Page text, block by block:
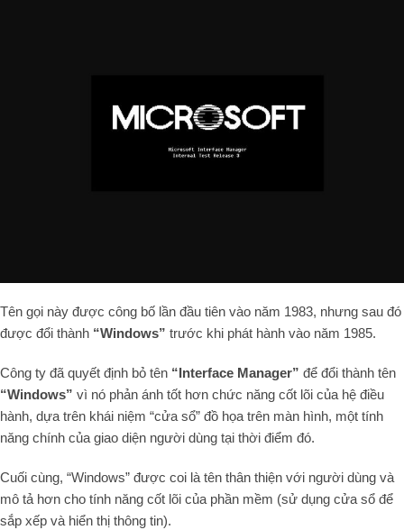
Tên gọi này được công bố lần đầu tiên vào năm 1983, nhưng sau đó
được đổi thành “Windows” trước khi phát hành vào năm 1985.
Công ty đã quyết định bỏ tên “Interface Manager” để đổi thành tên
“Windows” vì nó phản ánh tốt hơn chức năng cốt lõi của hệ điều
hành, dựa trên khái niệm “cửa sổ” đồ họa trên màn hình, một tính
năng chính của giao diện người dùng tại thời điểm đó.
Cuối cùng, “Windows” được coi là tên thân thiện với người dùng và
mô tả hơn cho tính năng cốt lõi của phần mềm (sử dụng cửa sổ để
sắp xếp và hiển thị thông tin).